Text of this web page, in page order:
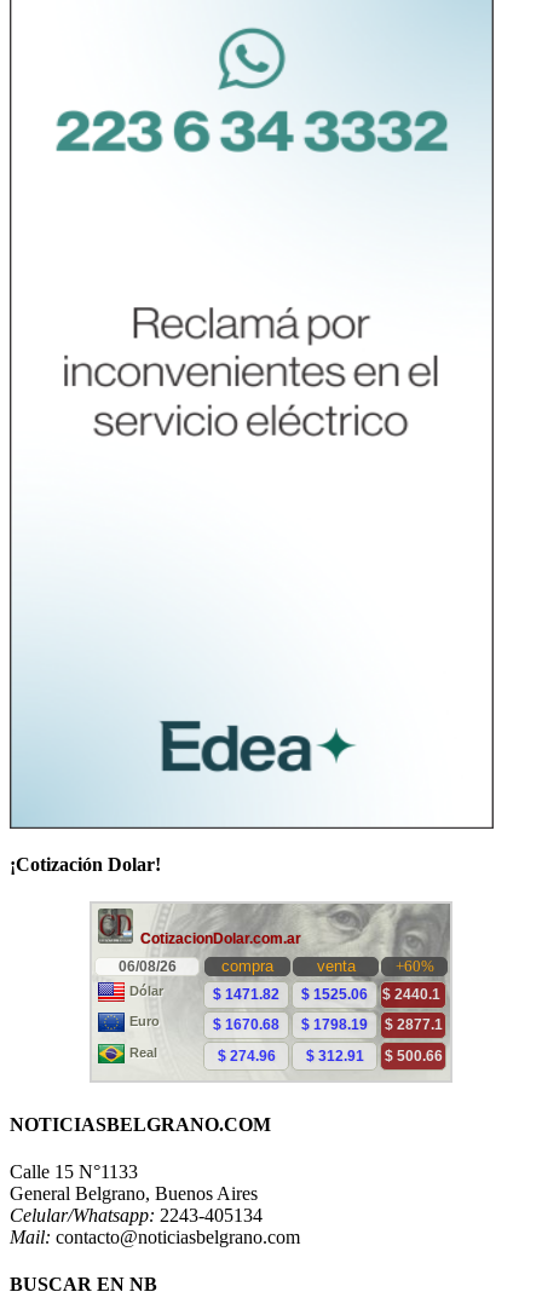
¡Cotización Dolar!
NOTICIASBELGRANO.COM
Calle 15 N°1133
General Belgrano, Buenos Aires
Celular/Whatsapp: 2243-405134
Mail: contacto@noticiasbelgrano.com
BUSCAR EN NB